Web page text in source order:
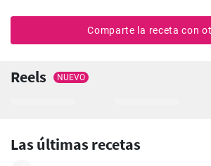
Comparte la receta con
Reels NUEVO
Las últimas recetas